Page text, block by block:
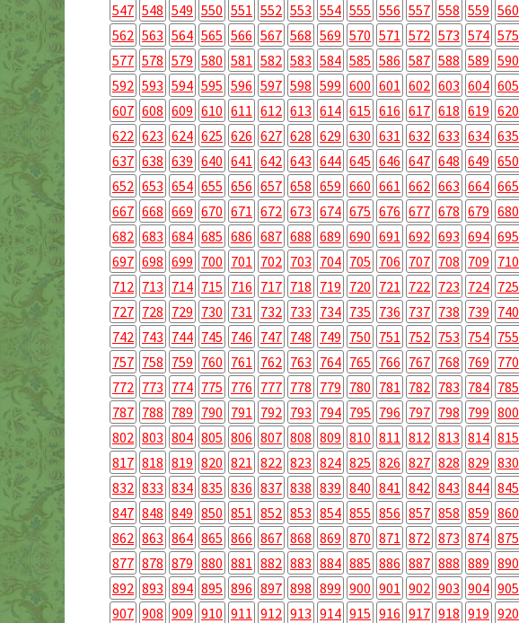
547 548 549 550 551 552 553 554 555 556 557 558 559 560
562 563 564 565 566 567 568 569 570 571 572 573 574 575
577 578 579 580 581 582 583 584 585 586 587 588 589 590
592 593 594 595 596 597 598 599 600 601 602 603 604 605
607 608 609 610 611 612 613 614 615 616 617 618 619 620
622 623 624 625 626 627 628 629 630 631 632 633 634 635
637 638 639 640 641 642 643 644 645 646 647 648 649 650
652 653 654 655 656 657 658 659 660 661 662 663 664 665
667 668 669 670 671 672 673 674 675 676 677 678 679 680
682 683 684 685 686 687 688 689 690 691 692 693 694 695
697 698 699 700 701 702 703 704 705 706 707 708 709 710
712 713 714 715 716 717 718 719 720 721 722 723 724 725
727 728 729 730 731 732 733 734 735 736 737 738 739 740
742 743 744 745 746 747 748 749 750 751 752 753 754 755
757 758 759 760 761 762 763 764 765 766 767 768 769 770
772 773 774 775 776 777 778 779 780 781 782 783 784 785
787 788 789 790 791 792 793 794 795 796 797 798 799 800
802 803 804 805 806 807 808 809 810 811 812 813 814 815
817 818 819 820 821 822 823 824 825 826 827 828 829 830
832 833 834 835 836 837 838 839 840 841 842 843 844 845
847 848 849 850 851 852 853 854 855 856 857 858 859 860
862 863 864 865 866 867 868 869 870 871 872 873 874 875
877 878 879 880 881 882 883 884 885 886 887 888 889 890
892 893 894 895 896 897 898 899 900 901 902 903 904 905
907 908 909 910 911 912 913 914 915 916 917 918 919 920